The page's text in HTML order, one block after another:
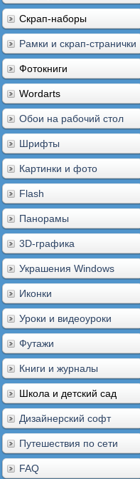
Скрап-наборы
Рамки и скрап-странички
Фотокниги
Wordarts
Обои на рабочий стол
Шрифты
Картинки и фото
Flash
Панорамы
3D-графика
Украшения Windows
Иконки
Уроки и видеоуроки
Футажи
Книги и журналы
Школа и детский сад
Дизайнерский софт
Путешествия по сети
FAQ